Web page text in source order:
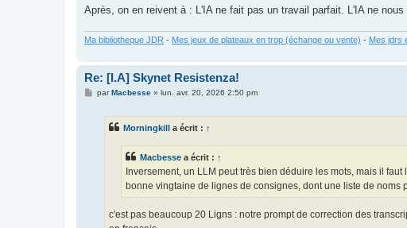
Après, on en reivent à : L'IA ne fait pas un travail parfait. L'IA ne
Ma bibliotheque JDR - Mes jeux de plateaux en trop (échange ou vente) - Mes jdrs
Re: [I.A] Skynet Resistenza!
MparMacbesse» lun. avr. 20, 2026 2:50 pm
Morningkill a écrit : ↑
Macbesse a écrit : ↑
Inversement, un LLM peut très bien déduire les mots, mais il
bonne vingtaine de lignes de consignes, dont une liste de
c'est pas beaucoup 20 Ligns : notre prompt de correction des